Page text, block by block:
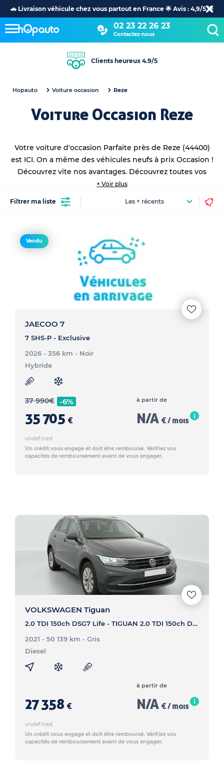
🚗 Livraison véhicule chez vous partout en France 🌟 Avis : 4,9/5 🌟
02 23 22 26 23
Contactez-nous
+30 ans d’expertise dans l’automobile
Hopauto Voiture occasion Reze
Voiture Occasion Reze
Votre voiture d'occasion Parfaite près de Reze (44400)
est ICI. On a même des véhicules neufs à prix Occasion !
Découvrez vite nos avantages. Découvrez toutes vos
voitures occasions proche de vous
+ Voir plus
Filtrer ma liste
Vendu
JAECOO 7
7 SHS-P - Exclusive
2026 - 356 km - Noir
Hybride
37 990€ -6%
35 705 €
à partir de
N/A € / mois
undefined
Un crédit vous engage et doit être remboursé. Vérifiez vos
capacités de remboursement avant de vous engager.
VOLKSWAGEN Tiguan
2.0 TDI 150ch DSG7 Life - TIGUAN 2.0 TDI 150ch DSG7 Life
2021 - 50 139 km - Gris
Diesel
27 358 €
à partir de
N/A € / mois
undefined
Un crédit vous engage et doit être remboursé. Vérifiez vos
capacités de remboursement avant de vous engager.